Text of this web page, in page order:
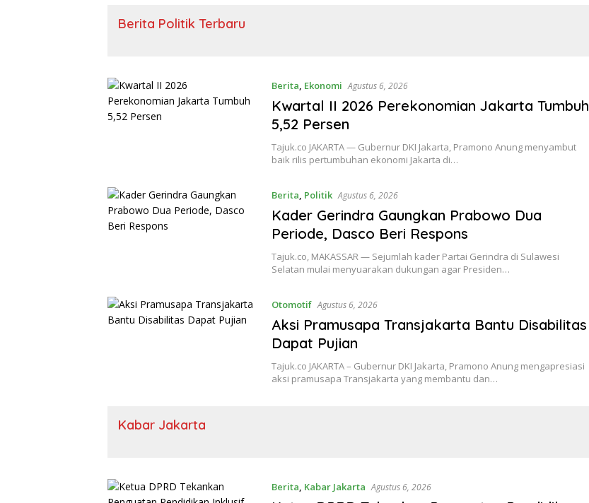
Berita Politik Terbaru
Berita, Ekonomi Agustus 6, 2026
Kwartal II 2026 Perekonomian Jakarta Tumbuh
5,52 Persen
Tajuk.co JAKARTA — Gubernur DKI Jakarta, Pramono Anung menyambut
baik rilis pertumbuhan ekonomi Jakarta di…
Berita, Politik Agustus 6, 2026
Kader Gerindra Gaungkan Prabowo Dua
Periode, Dasco Beri Respons
Tajuk.co, MAKASSAR — Sejumlah kader Partai Gerindra di Sulawesi
Selatan mulai menyuarakan dukungan agar Presiden…
Otomotif Agustus 6, 2026
Aksi Pramusapa Transjakarta Bantu Disabilitas
Dapat Pujian
Tajuk.co JAKARTA – Gubernur DKI Jakarta, Pramono Anung mengapresiasi
aksi pramusapa Transjakarta yang membantu dan…
Kabar Jakarta
Berita, Kabar Jakarta Agustus 6, 2026